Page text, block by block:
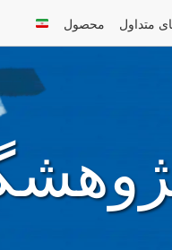
محصول متداول